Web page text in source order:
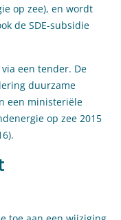
op zee), en wordt
de SDE-subsidie
een tender. De
duurzame
een ministeriële
op zee 2015